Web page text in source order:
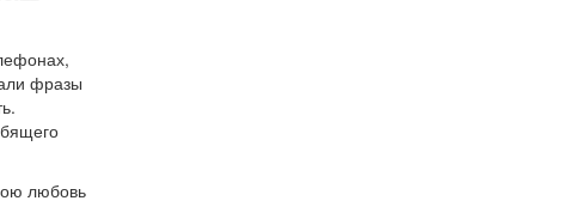
фразы
любовь